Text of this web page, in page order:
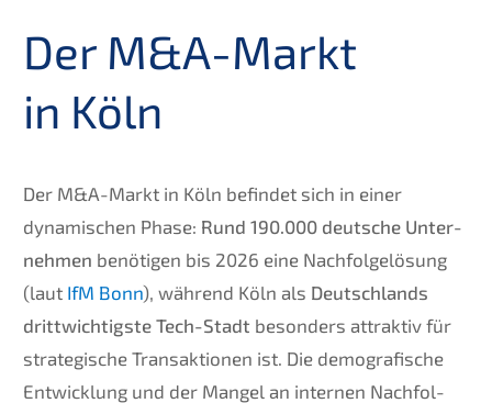
Der M&A-Markt
in Köln
Der M&A-Markt in Köln befin­det sich in einer
dynami­schen Phase: Rund 190.000 deutsche Unter­
neh­men benöti­gen bis 2026 eine Nachfol­ge­lö­sung
(laut IfM Bonn), während Köln als Deutsch­lands
dritt­wich­tigs­te Tech-Stadt beson­ders attrak­tiv für
strate­gi­sche Trans­ak­tio­nen ist. Die demogra­fi­sche
Entwick­lung und der Mangel an inter­nen Nachfol­